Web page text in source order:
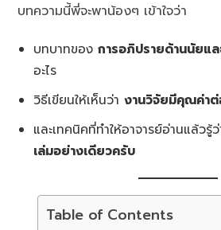
บทความนี้พี่จะพาน้องๆ เข้าใจว่า
บทบาทของการอภิปรายด้านนัยแ
อะไร
วิธีเขียนให้เห็นว่างานวิจัยมีคุณค่าต่
และเทคนิคที่ทำให้อาจารย์อ่านแล้วรู้
เล่มอย่างเดียวครับ
Table of Contents